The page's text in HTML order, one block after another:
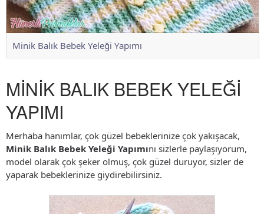
Minik Balık Bebek Yeleği Yapımı
MİNİK BALIK BEBEK YELEĞİ
YAPIMI
Merhaba hanımlar, çok güzel bebeklerinize çok yakışacak,
Minik Balık Bebek Yeleği Yapımını sizlerle paylaşıyorum,
model olarak çok şeker olmuş, çok güzel duruyor, sizler de
yaparak bebeklerinize giydirebilirsiniz.